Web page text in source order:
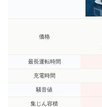
価格
最長運転時間
充電時間
騒音値
集じん容積